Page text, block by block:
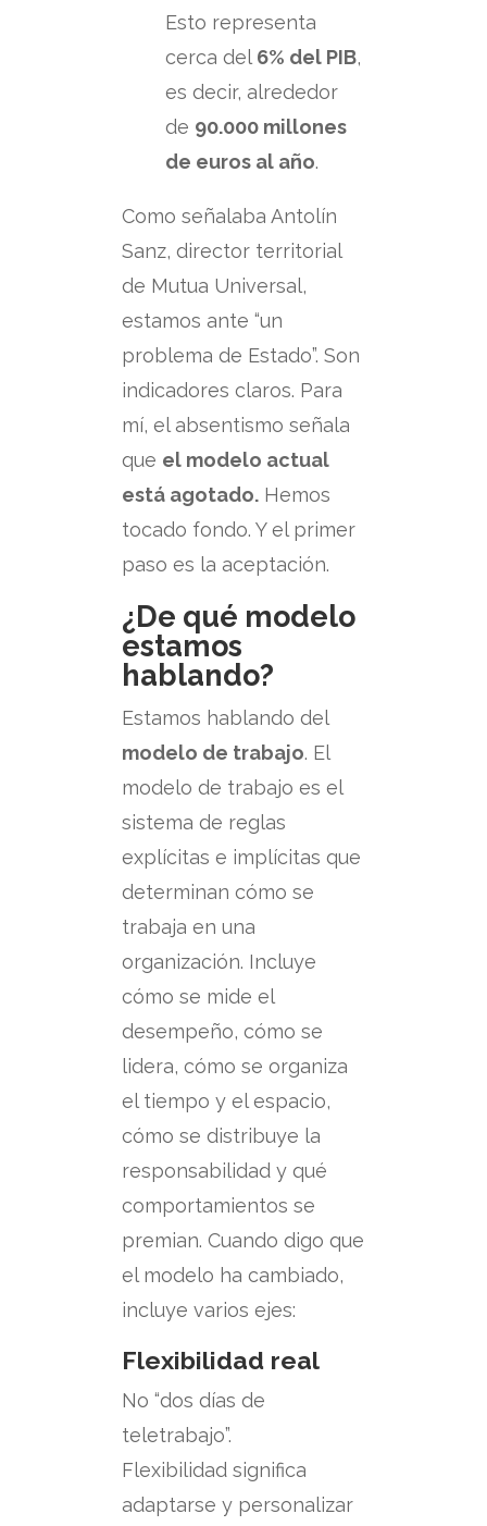
Esto representa
cerca del 6% del PIB,
es decir, alrededor
de 90.000 millones
de euros al año.
Como señalaba Antolín
Sanz, director territorial
de Mutua Universal,
estamos ante “un
problema de Estado”. Son
indicadores claros. Para
mí, el absentismo señala
que el modelo actual
está agotado. Hemos
tocado fondo. Y el primer
paso es la aceptación.
¿De qué modelo
estamos
hablando?
Estamos hablando del
modelo de trabajo. El
modelo de trabajo es el
sistema de reglas
explícitas e implícitas que
determinan cómo se
trabaja en una
organización. Incluye
cómo se mide el
desempeño, cómo se
lidera, cómo se organiza
el tiempo y el espacio,
cómo se distribuye la
responsabilidad y qué
comportamientos se
premian. Cuando digo que
el modelo ha cambiado,
incluye varios ejes:
Flexibilidad real
No “dos días de
teletrabajo”.
Flexibilidad significa
adaptarse y personalizar